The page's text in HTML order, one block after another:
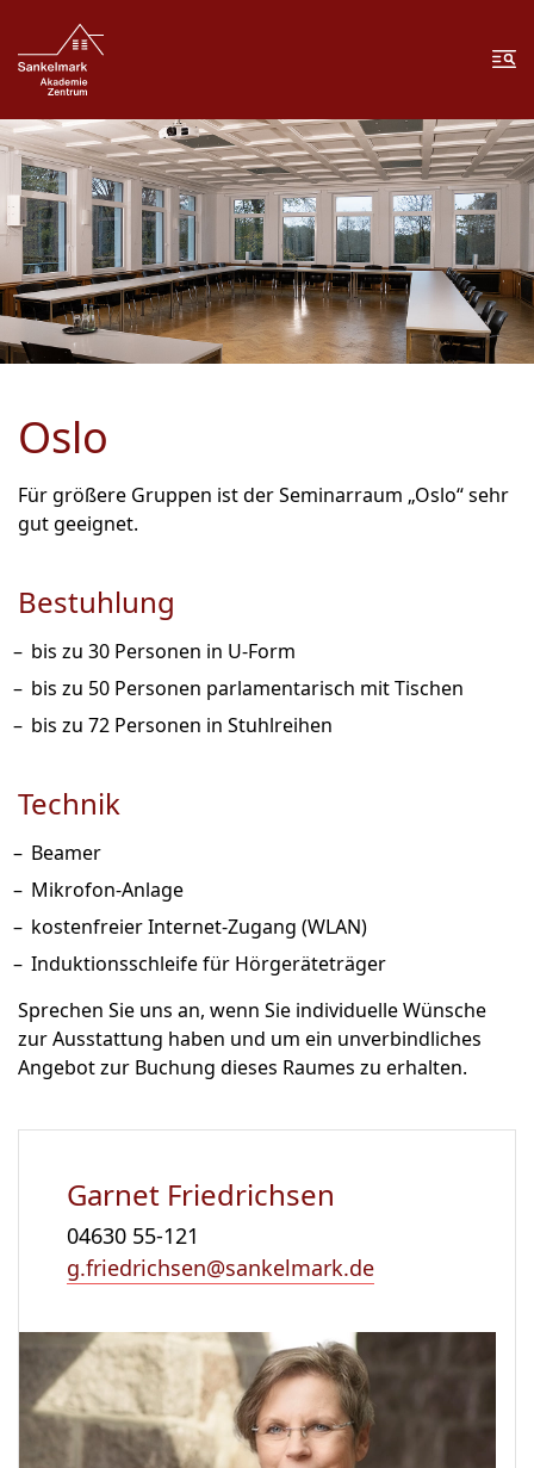
Zum Inhalt springen
Zur Fußzeile springen
Oslo
Für größere Gruppen ist der Seminarraum „Oslo“ sehr
gut geeignet.
Bestuhlung
bis zu 30 Personen in U-Form
bis zu 50 Personen parlamentarisch mit Tischen
bis zu 72 Personen in Stuhlreihen
Technik
Beamer
Mikrofon-Anlage
kostenfreier Internet-Zugang (WLAN)
Induktionsschleife für Hörgeräteträger
Sprechen Sie uns an, wenn Sie individuelle Wünsche
zur Ausstattung haben und um ein unverbindliches
Angebot zur Buchung dieses Raumes zu erhalten.
Garnet Friedrichsen
04630 55-121
g.friedrichsen@sankelmark.de